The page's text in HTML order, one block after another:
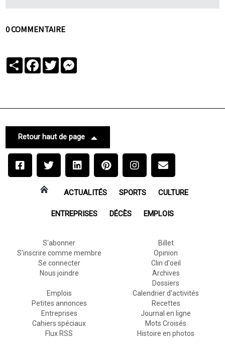
0 COMMENTAIRE
PartagerFacebook
Twitter
Retour haut de page
ACTUALITÉS SPORTS CULTURE
ENTREPRISES DÉCÈS EMPLOIS
S'abonner
S'inscrire comme membre
Se connecter
Nous joindre
Billet
Opinion
Clin d'oeil
Archives
Dossiers
Emplois
Petites annonces
Entreprises
Cahiers spéciaux
Flux RSS
Calendrier d'activités
Recettes
Journal en ligne
Mots Croisés
Histoire en photos